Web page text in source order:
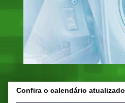
Confira o calendário atualizado